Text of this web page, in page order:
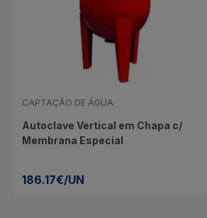
CAPTAÇÃO DE ÁGUA
Autoclave Vertical em Chapa c/
Membrana Especial
186.17€/UN